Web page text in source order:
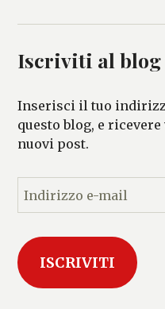
Iscriviti al
Inserisci il tuo
questo blog, e
nuovi post.
n
i
r
i
ISCRIVITI